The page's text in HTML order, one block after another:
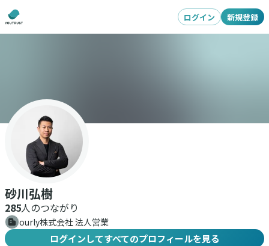
ログイン 新規登録
砂川弘樹
285人のつながり
ourly株式会社 法人営業
ログインしてすべてのプロフィールを見る